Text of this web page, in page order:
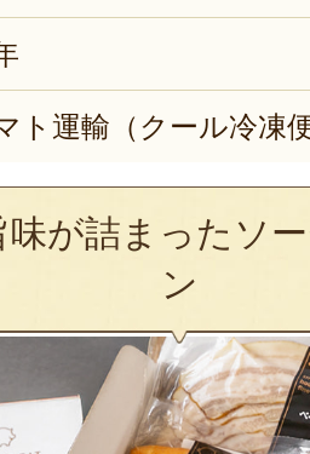
ト運輸（クール冷凍
味が詰まったソ
ン